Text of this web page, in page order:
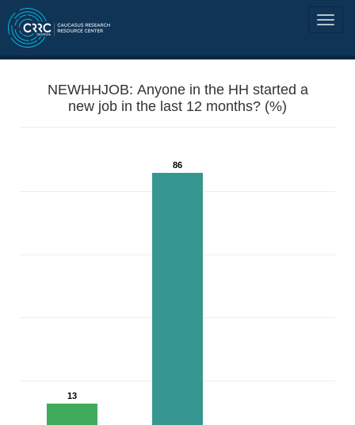
NEWHHJOB: Anyone in the HH started a
new job in the last 12 months? (%)
13
86